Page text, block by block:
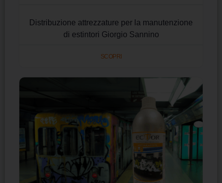
Distribuzione attrezzature per la manutenzione
di estintori Giorgio Sannino
SCOPRI